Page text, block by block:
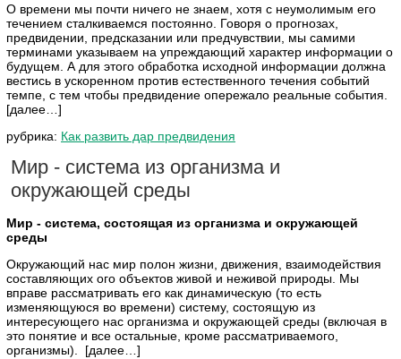
О времени мы почти ничего не знаем, хотя с неумолимым его
течением сталкиваемся постоянно. Говоря о прогнозах,
предвидении, предсказании или предчувствии, мы самими
терминами указываем на упреждающий характер информации о
будущем. А для этого обработка исходной информации должна
вестись в ускоренном против естественного течения событий
темпе, с тем чтобы предвидение опережало реальные события.
[далее…]
рубрика: Как развить дар предвидения
Мир - система из организма и
окружающей среды
Мир - система, состоящая из организма и окружающей
среды
Окружающий нас мир полон жизни, движения, взаимодействия
составляющих ого объектов живой и неживой природы. Мы
вправе рассматривать его как динамическую (то есть
изменяющуюся во времени) систему, состоящую из
интересующего нас организма и окружающей среды (включая в
это понятие и все остальные, кроме рассматриваемого,
организмы). [далее…]